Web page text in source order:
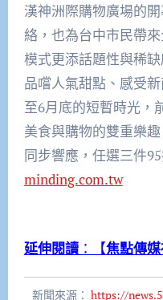
漢神洲際購物廣場的
絡，也為台中市民帶
模式更添話題性與稀
品嚐人氣甜點、感受
至6月底的短暫時光，
美食與購物的雙重樂
同步響應，任選三件95
minding.com.tw
延伸閱讀：【焦點傳
新聞來源： https://